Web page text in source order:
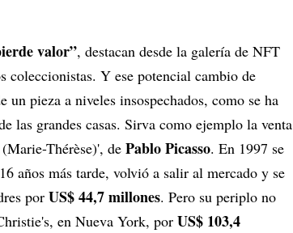
valor”, destacan desde la galería de NFT
coleccionistas. Y ese potencial cambio de
un pieza a niveles insospechados, como se ha
las grandes casas. Sirva como ejemplo la venta
Thérèse)', de Pablo Picasso. En 1997 se
años más tarde, volvió a salir al mercado y se
por US$ 44,7 millones. Pero su periplo no
en Nueva York, por US$ 103,4